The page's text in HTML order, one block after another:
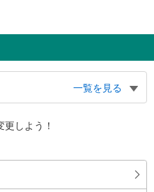
一覧を見る
更しよう！